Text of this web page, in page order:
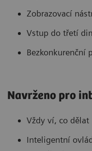
Zobrazovací
Vstup do třetí
Bezkonkurenční
Navrženo pro
Vždy ví, co dělat
Inteligentní